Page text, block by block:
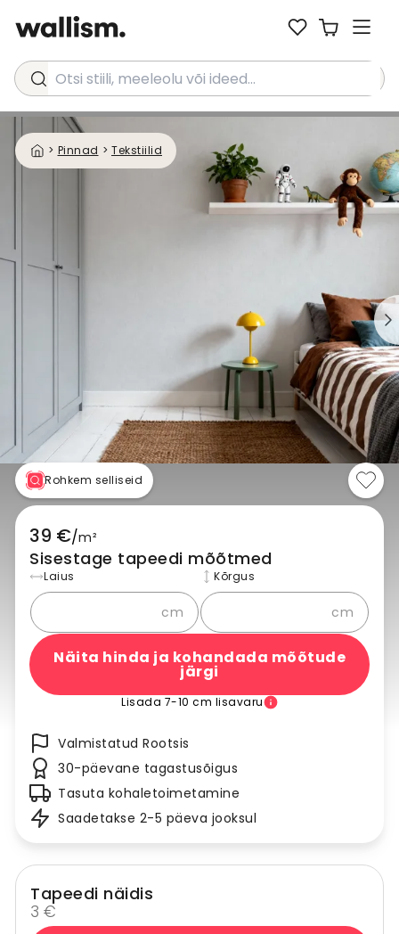
Otsi stiili, meeleolu või ideed...
> Pinnad > Tekstiilid
Rohkem selliseid
39 €/m²
Sisestage tapeedi mõõtmed
Laius
cm
Kõrgus
cm
Näita hinda ja kohandada mõõtude
järgi
Lisada 7-10 cm lisavaru
Valmistatud Rootsis
30-päevane tagastusõigus
Tasuta kohaletoimetamine
Saadetakse 2-5 päeva jooksul
Tapeedi näidis
3 €